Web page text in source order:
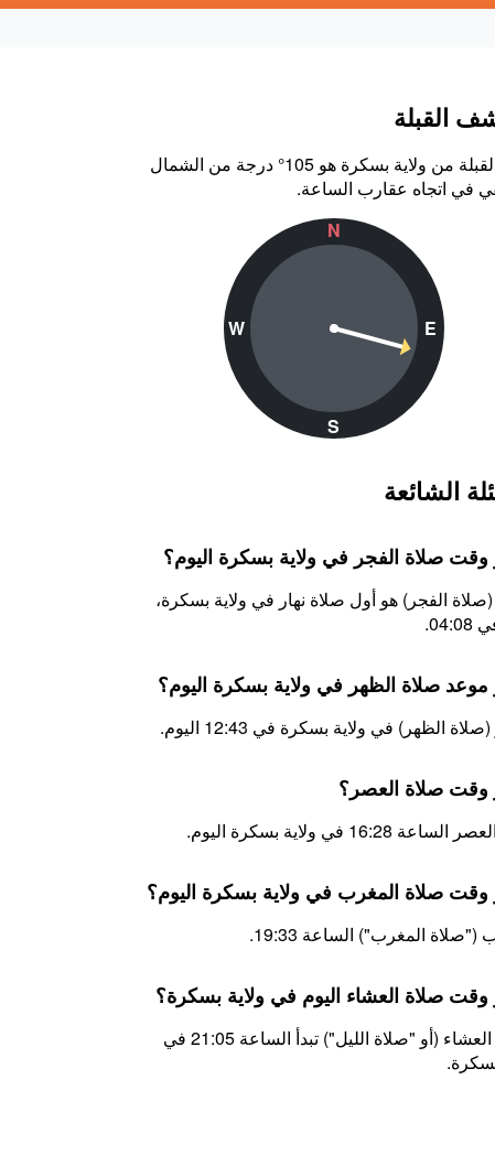
القبلة
اتجاه القبلة من ولاية بسكرة هو 105° درجة من الشمال
في اتجاه عقارب الساعة.
N
W
S
E
الشائعة
وقت صلاة الفجر في ولاية بسكرة اليوم؟
الفجر) هو أول صلاة نهار في ولاية بسكرة،
موعد صلاة الظهر في ولاية بسكرة اليوم؟
الظهر) في ولاية بسكرة في 12:43 اليوم.
وقت صلاة العصر؟
16:28 في ولاية بسكرة اليوم.
وقت صلاة المغرب في ولاية بسكرة اليوم؟
("صلاة المغرب") الساعة 19:33.
وقت صلاة العشاء اليوم في ولاية بسكرة؟
اليوم، العشاء (أو "صلاة الليل") تبدأ الساعة 21:05 في